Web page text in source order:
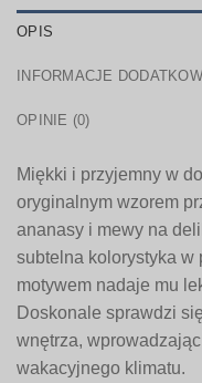
OPIS
INFORMACJE
OPINIE (0)
Miękki i przyjemny w
oryginalnym wzorem
ananasy i mewy na
subtelna kolorystyka w
motywem nadaje mu
Doskonale sprawdzi
wnętrza,
wakacyjnego klimatu.